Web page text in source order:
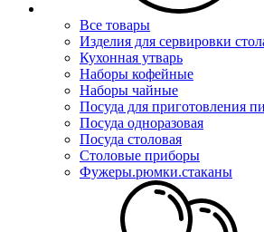
Все товары
Изделия для сервировки
Кухонная утварь
Наборы кофейные
Наборы чайные
Посуда для приготовления
Посуда одноразовая
Посуда столовая
Столовые приборы
Фужеры.рюмки.стаканы